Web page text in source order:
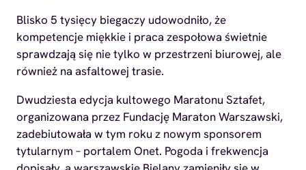
Blisko 5 tysięcy biegaczy udowodniło, że
kompetencje miękkie i praca zespołowa świetnie
sprawdzają się nie tylko w przestrzeni biurowej, ale
również na asfaltowej trasie.
Dwudziesta edycja kultowego Maratonu Sztafet,
organizowana przez Fundację Maraton Warszawski,
zadebiutowała w tym roku z nowym sponsorem
tytularnym – portalem Onet. Pogoda i frekwencja